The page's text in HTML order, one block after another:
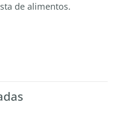
de alimentos.